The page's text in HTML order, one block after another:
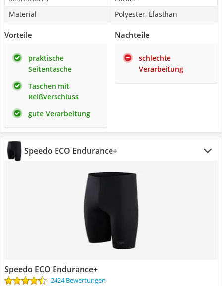
Material
Polyester, Elasthan
Vorteile
praktische
Seitentasche
Taschen mit
Reißverschluss
gute Verarbeitung
Nachteile
schlechte
Verarbeitung
Speedo ECO Endurance+
Speedo ECO Endurance+
2424 Bewertungen